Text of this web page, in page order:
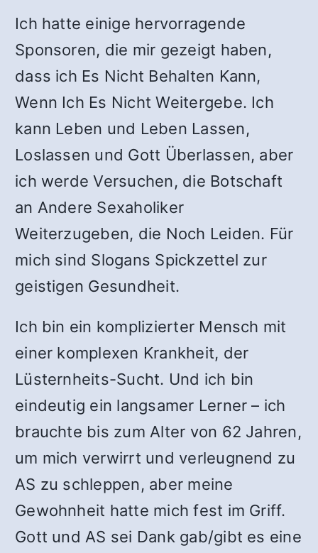
Ich hatte einige hervorragende
Sponsoren, die mir gezeigt haben,
dass ich Es Nicht Behalten Kann,
Wenn Ich Es Nicht Weitergebe. Ich
kann Leben und Leben Lassen,
Loslassen und Gott Überlassen, aber
ich werde Versuchen, die Botschaft
an Andere Sexaholiker
Weiterzugeben, die Noch Leiden. Für
mich sind Slogans Spickzettel zur
geistigen Gesundheit.
Ich bin ein komplizierter Mensch mit
einer komplexen Krankheit, der
Lüsternheits-Sucht. Und ich bin
eindeutig ein langsamer Lerner – ich
brauchte bis zum Alter von 62 Jahren,
um mich verwirrt und verleugnend zu
AS zu schleppen, aber meine
Gewohnheit hatte mich fest im Griff.
Gott und AS sei Dank gab/gibt es eine